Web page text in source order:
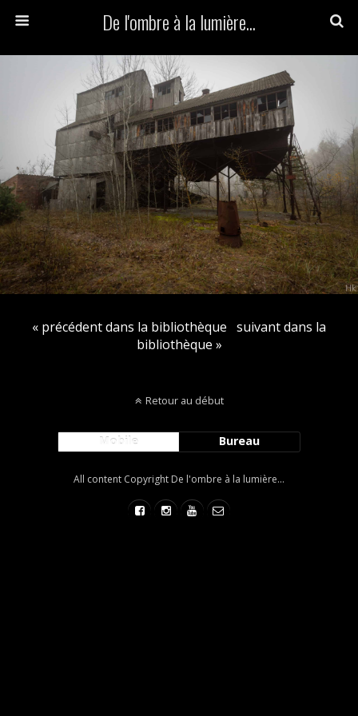
De l'ombre à la lumière...
« précédent dans la bibliothèque suivant dans la
bibliothèque »
Retour au début
Mobile Bureau
All content Copyright De l'ombre à la lumière...